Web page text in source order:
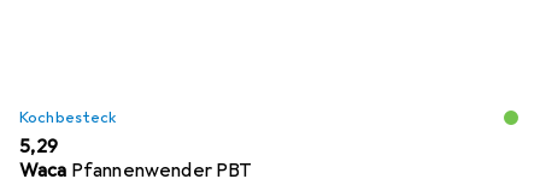
Kochbesteck
EUR
5,29
Waca Pfannenwender PBT